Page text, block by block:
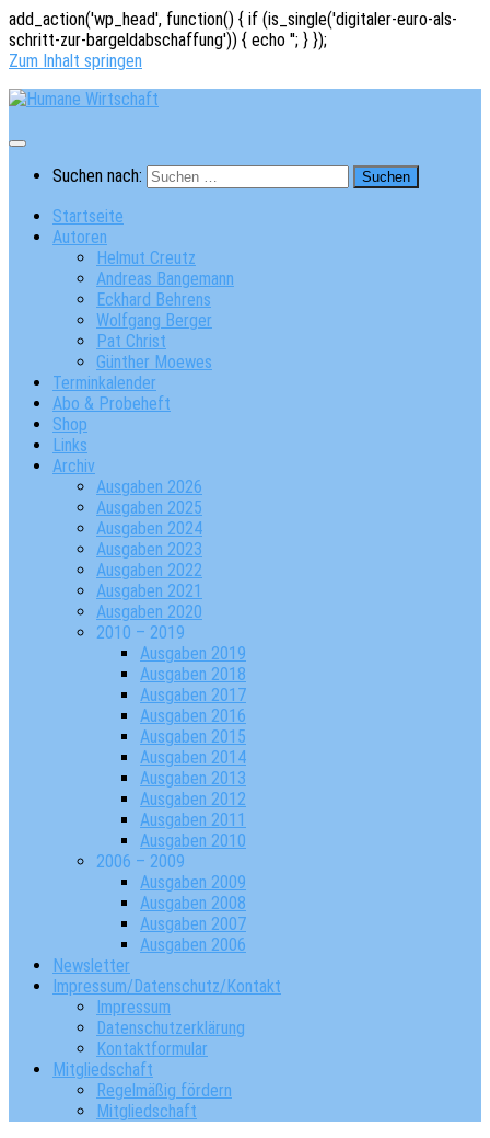
add_action('wp_head', function() { if (is_single('digitaler-euro-als-
schritt-zur-bargeldabschaffung')) { echo ''; } });
Zum Inhalt springen
Suchen nach:
Startseite
Autoren
Helmut Creutz
Andreas Bangemann
Eckhard Behrens
Wolfgang Berger
Pat Christ
Günther Moewes
Terminkalender
Abo & Probeheft
Shop
Links
Archiv
Ausgaben 2026
Ausgaben 2025
Ausgaben 2024
Ausgaben 2023
Ausgaben 2022
Ausgaben 2021
Ausgaben 2020
2010 – 2019
Ausgaben 2019
Ausgaben 2018
Ausgaben 2017
Ausgaben 2016
Ausgaben 2015
Ausgaben 2014
Ausgaben 2013
Ausgaben 2012
Ausgaben 2011
Ausgaben 2010
2006 – 2009
Ausgaben 2009
Ausgaben 2008
Ausgaben 2007
Ausgaben 2006
Newsletter
Impressum/Datenschutz/Kontakt
Impressum
Datenschutzerklärung
Kontaktformular
Mitgliedschaft
Regelmäßig fördern
Mitgliedschaft